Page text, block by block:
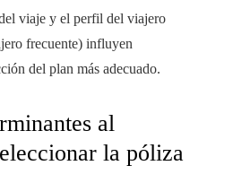
viaje y el perfil del viajero
frecuente) influyen
del plan más adecuado.
al
la póliza